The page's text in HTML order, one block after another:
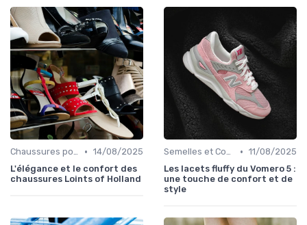
Chaussures pour Occasions Spéciales • 14/08/2025
L'élégance et le confort des
chaussures Loints of Holland
Semelles et Confort du Pied • 11/08/2025
Les lacets fluffy du Vomero 5 :
une touche de confort et de
style